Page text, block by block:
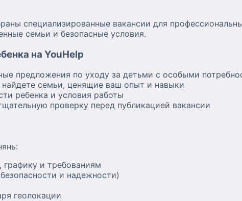
специализированные вакансии для
семьи и безопасные условия.
на YouHelp
предложения по уходу за детьми с особыми
найдете семьи, ценящие ваш опыт и навыки
ребенка и условия работы
проверку перед публикацией вакансии
и требованиям
и надежности)
геолокации